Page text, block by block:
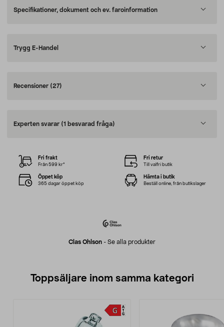
Specifikationer, dokument och ev. faroinformation
Trygg E-Handel
Recensioner (27)
Experten svarar (1 besvarad fråga)
Clas Ohlson - Se alla produkter
Fri frakt
Från 599 kr*
Fri retur
Till valfri butik
Öppet köp
365 dagar öppet köp
Hämta i butik
Beställ online, från butikslager
Toppsäljare inom samma kategori